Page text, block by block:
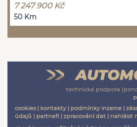
7 247 900 Kč
50 Km
technická podpora
cookies| kontakty| podmínky inzerce |
údajů | partneři | zpracování dat | nahlásit